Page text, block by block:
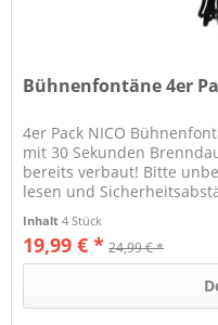
Bühnenfontäne 4er
4er Pack NICO
mit 30 Sekunden
bereits verbaut! Bitte
lesen und
Inhalt4 Stück
19,99 € * 24,99 € *